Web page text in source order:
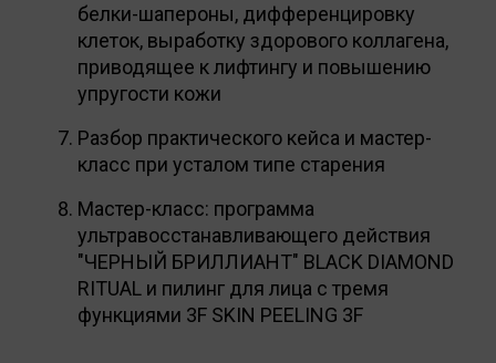
белки-шапероны, дифференцировку
клеток, выработку здорового коллагена,
приводящее к лифтингу и повышению
упругости кожи
Разбор практического кейса и мастер-
класс при усталом типе старения
Мастер-класс: программа
ультравосстанавливающего действия
"ЧЕРНЫЙ БРИЛЛИАНТ" BLACK DIAMOND
RITUAL и пилинг для лица с тремя
функциями 3F SKIN PEELING 3F